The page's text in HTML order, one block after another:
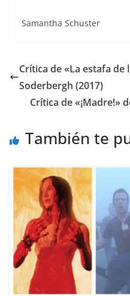
Samantha Schuster
Crítica de «La estafa de
Soderbergh (2017)
Crítica de «¡Madre!»
También te